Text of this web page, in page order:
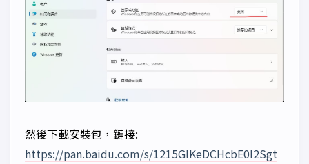
然後下載安裝包，鏈接:
https://pan.baidu.com/s/1215GlKeDCHcbE0I2Sgt